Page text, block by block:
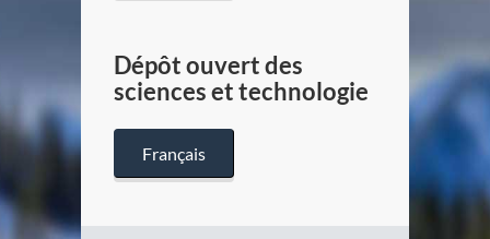
Dépôt ouvert des
sciences et technologie
Français